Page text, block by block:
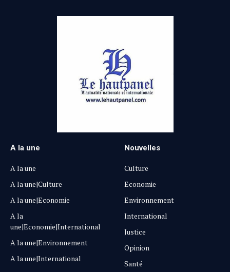
A la une
A la une
A la une|Culture
A la une|Economie
A la
une|Economie|International
A la une|Environnement
A la une|International
Nouvelles
Culture
Economie
Environnement
International
Justice
Opinion
Santé